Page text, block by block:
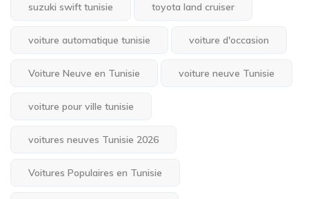
suzuki swift tunisie toyota land cruiser
voiture automatique tunisie voiture d'occasion
Voiture Neuve en Tunisie voiture neuve Tunisie
voiture pour ville tunisie
voitures neuves Tunisie 2026
Voitures Populaires en Tunisie